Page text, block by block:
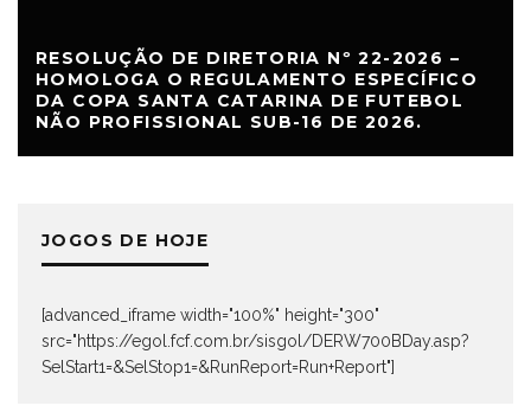
RESOLUÇÃO DE DIRETORIA Nº 22-2026 –
HOMOLOGA O REGULAMENTO ESPECÍFICO
DA COPA SANTA CATARINA DE FUTEBOL
NÃO PROFISSIONAL SUB-16 DE 2026.
JOGOS DE HOJE
[advanced_iframe width="100%" height="300"
src="https://egol.fcf.com.br/sisgol/DERW700BDay.asp?
SelStart1=&SelStop1=&RunReport=Run+Report"]